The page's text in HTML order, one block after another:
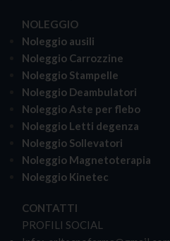
NOLEGGIO
Noleggio ausili
Noleggio Carrozzine
Noleggio Stampelle
Noleggio Deambulatori
Noleggio Aste per flebo
Noleggio Letti degenza
Noleggio Sollevatori
Noleggio Magnetoterapia
Noleggio Kinetec
CONTATTI
PROFILI SOCIAL